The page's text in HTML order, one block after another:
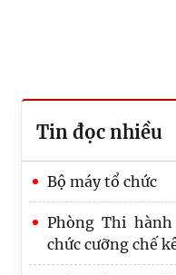
Tin đọc nhiều
Bộ máy tổ chức
Phòng Thi
chức cưỡng chế